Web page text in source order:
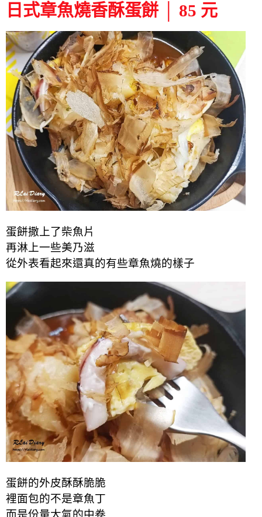
日式章魚燒香酥蛋餅 │ 85 元
蛋餅撒上了柴魚片
再淋上一些美乃滋
從外表看起來還真的有些章魚燒的樣子
蛋餅的外皮酥酥脆脆
裡面包的不是章魚丁
而是份量大氣的中卷